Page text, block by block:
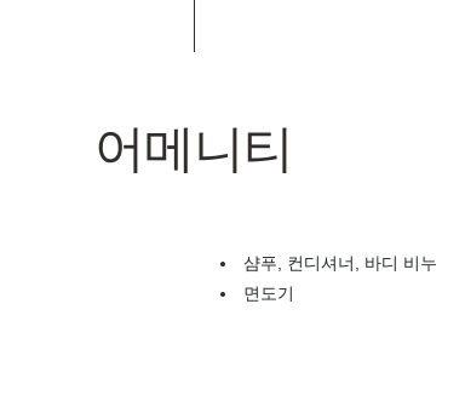
어메니티
샴푸, 컨디셔너, 바디 비누
면도기